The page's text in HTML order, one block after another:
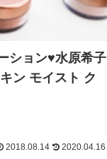
ション♥水原希子
ン モイスト ク
2018.08.14 2020.04.16